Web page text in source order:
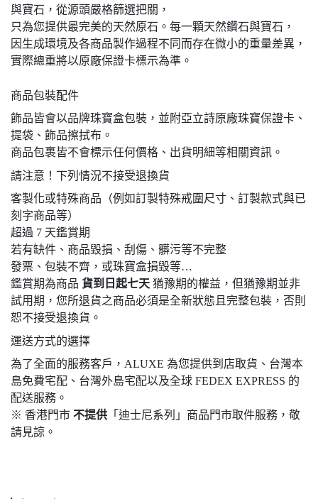
與寶石，從源頭嚴格篩選把關，
只為您提供最完美的天然原石。每一顆天然鑽石與寶石，
因生成環境及各商品製作過程不同而存在微小的重量差異，
實際總重將以原廠保證卡標示為準。
商品包裝配件
飾品皆會以品牌珠寶盒包裝，並附亞立詩原廠珠寶保證卡、
提袋、飾品擦拭布。
商品包裹皆不會標示任何價格、出貨明細等相關資訊。
請注意！下列情況不接受退換貨
客製化或特殊商品（例如訂製特殊戒圍尺寸、訂製款式與已
刻字商品等）
超過 7 天鑑賞期
若有缺件、商品毀損、刮傷、髒污等不完整
發票、包裝不齊，或珠寶盒損毀等…
鑑賞期為商品 貨到日起七天 猶豫期的權益，但猶豫期並非
試用期，您所退貨之商品必須是全新狀態且完整包裝，否則
恕不接受退換貨。
運送方式的選擇
為了全面的服務客戶，ALUXE 為您提供到店取貨、台灣本
島免費宅配、台灣外島宅配以及全球 FEDEX EXPRESS 的
配送服務。
※ 香港門市 不提供 「迪士尼系列」商品門市取件服務，敬
請見諒。